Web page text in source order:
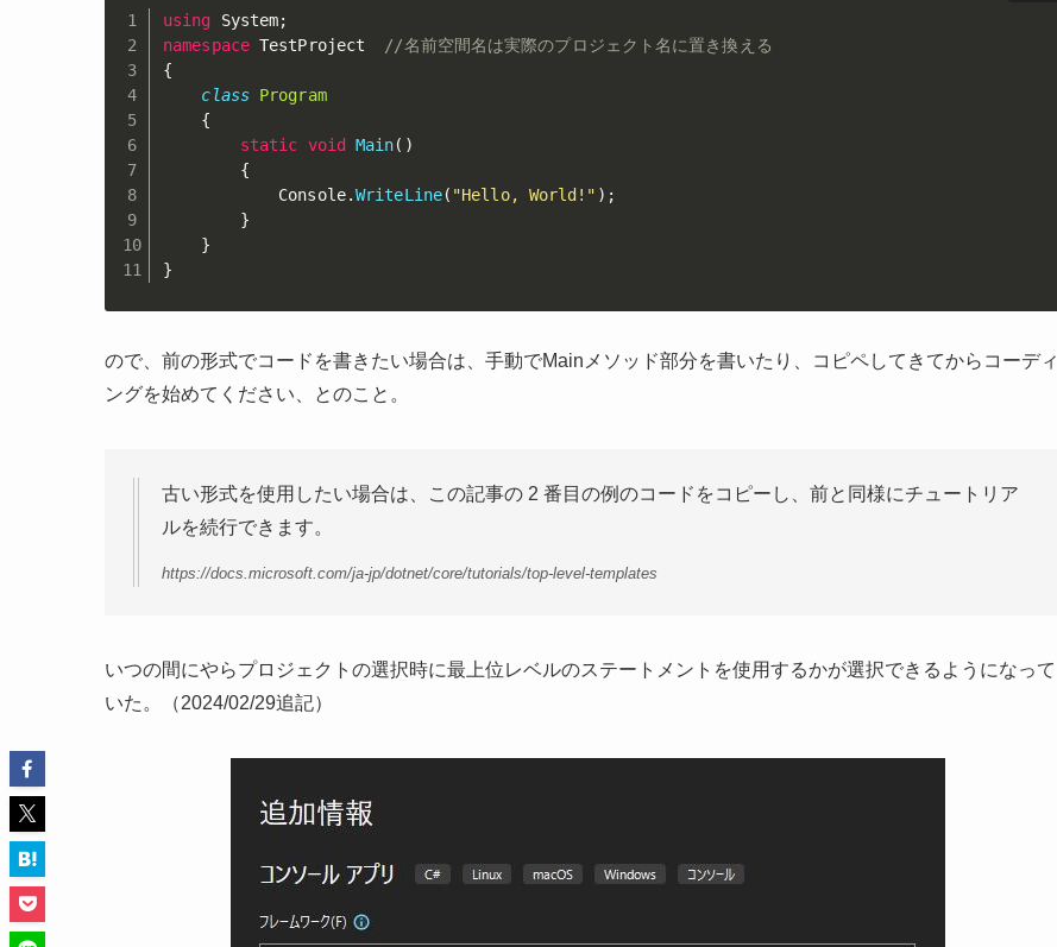
using System;
namespace TestProject
//名前空間名は実際のプロジェクト名に置き換える
{
class Program
{
static void Main( )
{
            Console
.WriteLine( "Hello, World!" ) ;
}
}
}
ので、前の形式でコードを書きたい場合は、手動でMainメソッド部分を書いたり、コピペしてきてからコーディ
ングを始めてください、とのこと。
古い形式を使用したい場合は、この記事の 2 番目の例のコードをコピーし、前と同様にチュートリア
ルを続行できます。
https://docs.microsoft.com/ja-jp/dotnet/core/tutorials/top-level-templates
いつの間にやらプロジェクトの選択時に最上位レベルのステートメントを使用するかが選択できるようになって
いた。（2024/02/29追記）